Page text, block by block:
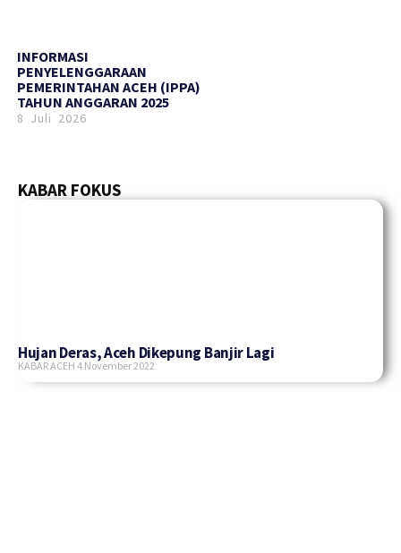
INFORMASI
PENYELENGGARAAN
PEMERINTAHAN ACEH (IPPA)
TAHUN ANGGARAN 2025
8 Juli 2026
KABAR FOKUS
Hujan Deras, Aceh Dikepung Banjir Lagi
KABAR ACEH 4 November 2022